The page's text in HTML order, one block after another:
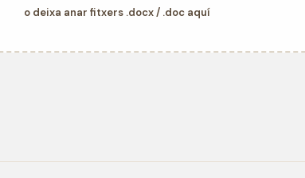
o deixa anar fitxers .docx / .doc aquí